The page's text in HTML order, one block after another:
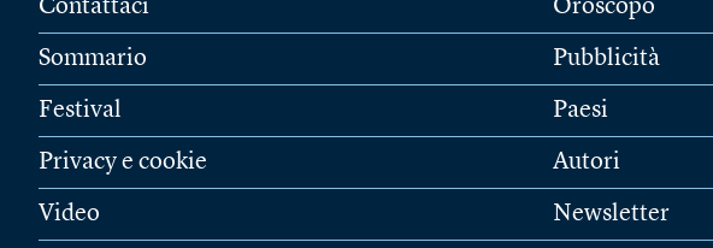
Contattaci
Sommario
Festival
Privacy e cookie
Video
Oroscopo
Pubblicità
Paesi
Autori
Newsletter